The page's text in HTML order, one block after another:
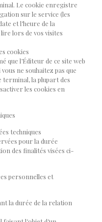
Le cookie enregistre
sur le service (les
et l’heure de la
lors de vos visites
cookies
que l’Éditeur de ce site web
ne souhaitez pas que
terminal, la plupart des
les cookies en
techniques
pour la durée
des finalités visées ci-
personnelles et
la durée de la relation